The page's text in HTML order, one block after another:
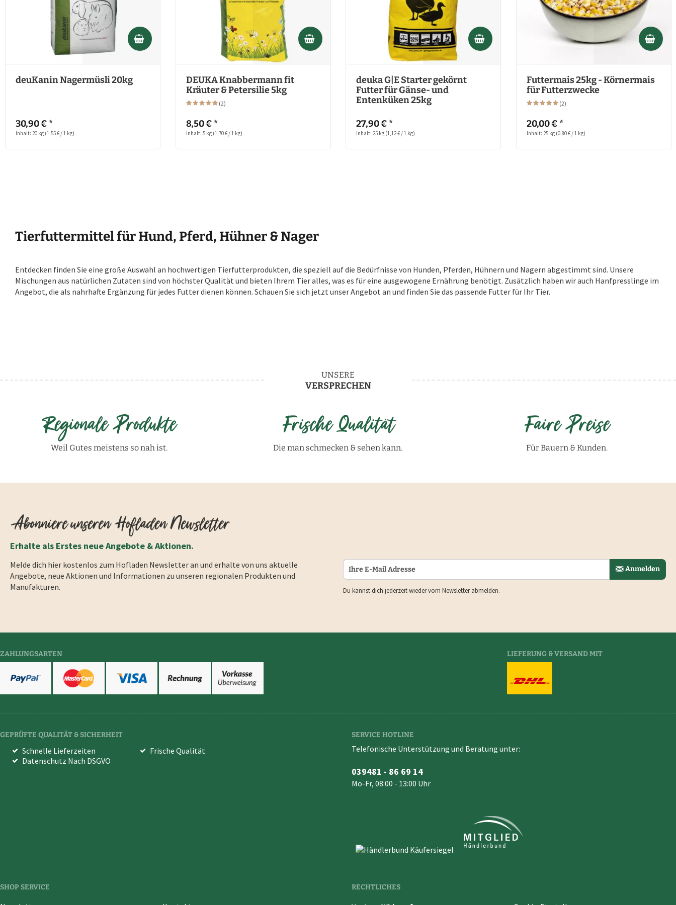
deuKanin Nagermüsli 20kg
30,90 € *
Inhalt: 20 kg (1,55 € / 1 kg)
DEUKA Knabbermann fit
Kräuter & Petersilie 5kg
(2)
8,50 € *
Inhalt: 5 kg (1,70 € / 1 kg)
deuka G|E Starter gekörnt
Futter für Gänse- und
Entenküken 25kg
27,90 € *
Inhalt: 25 kg (1,12 € / 1 kg)
Futtermais 25kg - Körnermais
für Futterzwecke
(2)
20,00 € *
Inhalt: 25 kg (0,80 € / 1 kg)
Tierfuttermittel für Hund, Pferd, Hühner & Nager
Entdecken finden Sie eine große Auswahl an hochwertigen Tierfutterprodukten, die speziell auf die Bedürfnisse von Hunden, Pferden, Hühnern und Nagern abgestimmt sind. Unsere
Mischungen aus natürlichen Zutaten sind von höchster Qualität und bieten Ihrem Tier alles, was es für eine ausgewogene Ernährung benötigt. Zusätzlich haben wir auch Hanfpresslinge im
Angebot, die als nahrhafte Ergänzung für jedes Futter dienen können. Schauen Sie sich jetzt unser Angebot an und finden Sie das passende Futter für Ihr Tier.
UNSERE
VERSPRECHEN
Regionale Produkte
Weil Gutes meistens so nah ist.
Frische Qualität
Die man schmecken & sehen kann.
Faire Preise
Für Bauern & Kunden.
Abonniere unseren Hofladen Newsletter
Erhalte als Erstes neue Angebote & Aktionen.
Melde dich hier kostenlos zum Hofladen Newsletter an und erhalte von uns aktuelle
Angebote, neue Aktionen und Informationen zu unseren regionalen Produkten und
Manufakturen.
Anmelden
Du kannst dich jederzeit wieder vom Newsletter abmelden.
ZAHLUNGSARTEN LIEFERUNG & VERSAND MIT
GEPRÜFTE QUALITÄT & SICHERHEIT
Schnelle Lieferzeiten
Frische Qualität
Datenschutz Nach DSGVO
SERVICE HOTLINE
Telefonische Unterstützung und Beratung unter:
039481 - 86 69 14
Mo-Fr, 08:00 - 13:00 Uhr
SHOP SERVICE RECHTLICHES